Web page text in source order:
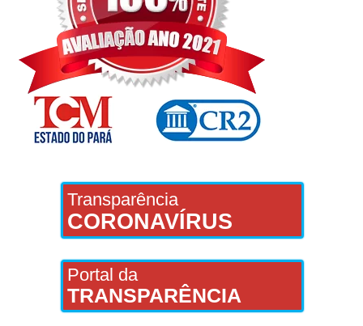
Transparência
CORONAVÍRUS
Portal da
TRANSPARÊNCIA